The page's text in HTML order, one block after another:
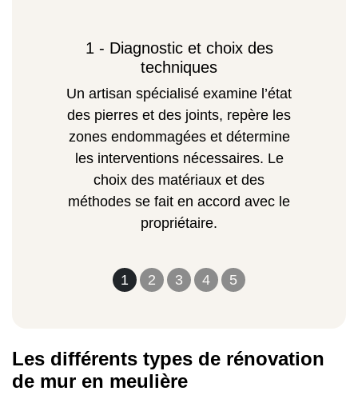
1 2 3 4 5
1 - Diagnostic et choix des
techniques
Un artisan spécialisé examine l’état
des pierres et des joints, repère les
zones endommagées et détermine
les interventions nécessaires. Le
choix des matériaux et des
méthodes se fait en accord avec le
propriétaire.
Les différents types de rénovation
de mur en meulière